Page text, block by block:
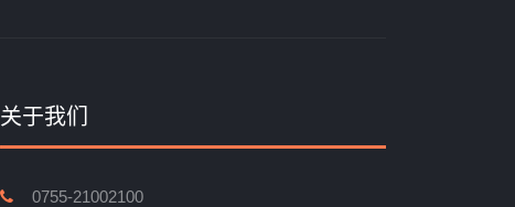
关于我们
0755-21002100